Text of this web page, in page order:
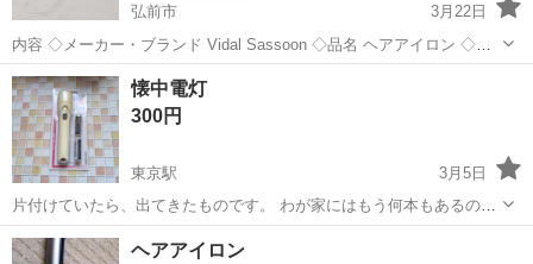
弘前市
3月22日
内容 ◇メーカー・ブランド Vidal Sassoon ◇品名 ヘアアイロン ◇型
番 VSI-325/KJ ◇詳細 動作確認済み。 現金でのお支払いも可能です。
青森 弘前市 美容家電
懐中電灯
300円
東京駅
3月5日
片付けていたら、出てきたものです。 わが家にはもう何本もあるの
で、お譲りします。 見ての通り、未使用品です。 電池も入ってます
が、開封してないので、使用期限がわかりません。 受け渡しは平日の
青森 弘前市 東京駅
ヘアアイロン